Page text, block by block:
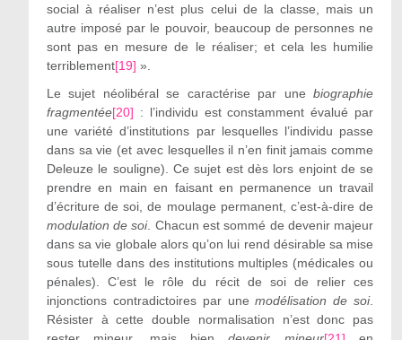
social à réaliser n’est plus celui de la classe, mais un
autre imposé par le pouvoir, beaucoup de personnes ne
sont pas en mesure de le réaliser; et cela les humilie
terriblement[19] ».
Le sujet néolibéral se caractérise par unebiographie
fragmentée[20] : l’individu est constamment évalué par
une variété d’institutions par lesquelles l’individu passe
dans sa vie (et avec lesquelles il n’en finit jamais comme
Deleuze le souligne). Ce sujet est dès lors enjoint de se
prendre en main en faisant en permanence un travail
d’écriture de soi, de moulage permanent, c’est-à-dire de
modulation de soi. Chacun est sommé de devenir majeur
dans sa vie globale alors qu’on lui rend désirable sa mise
sous tutelle dans des institutions multiples (médicales ou
pénales). C’est le rôle du récit de soi de relier ces
injonctions contradictoires par unemodélisation de soi.
Résister à cette double normalisation n’est donc pas